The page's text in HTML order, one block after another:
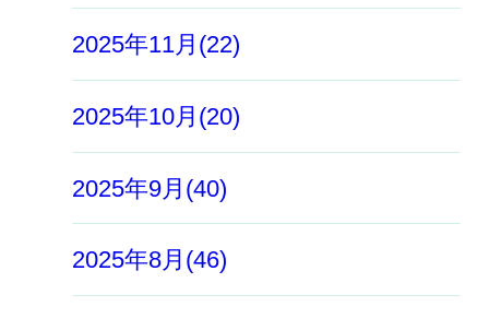
2025年11月(22)
2025年10月(20)
2025年9月(40)
2025年8月(46)